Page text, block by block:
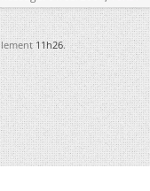
11h26.